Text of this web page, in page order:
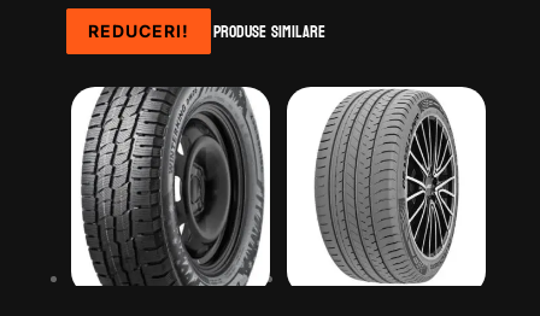
Produse similare
REDUCERI!
REDUCERI!
REDUCERI!
REDUCERI!